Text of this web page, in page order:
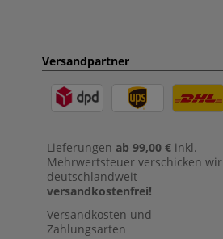
Versandpartner
Lieferungen ab 99,00 € inkl.
Mehrwertsteuer verschicken wir
deutschlandweit
versandkostenfrei!
Versandkosten und
Zahlungsarten